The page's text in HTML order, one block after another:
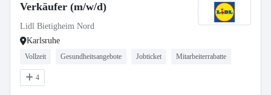
Verkäufer (m/w/d)
Lidl Bietigheim Nord
Karlsruhe
Vollzeit Gesundheitsangebote Jobticket Mitarbeiterrabatte
4